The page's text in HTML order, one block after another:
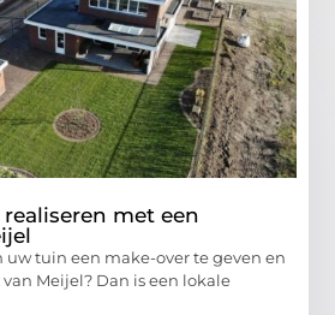
met een
tuin een make-over te geven en
Meijel? Dan is een lokale